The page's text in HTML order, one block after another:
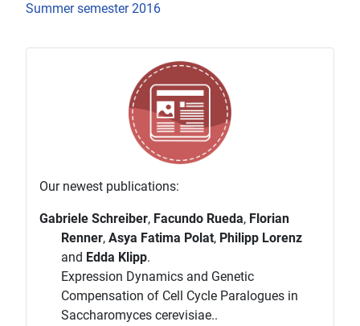
Summer semester 2016
Our newest publications:
Gabriele Schreiber, Facundo Rueda, Florian
Renner, Asya Fatima Polat, Philipp Lorenz
and Edda Klipp.
Expression Dynamics and Genetic
Compensation of Cell Cycle Paralogues in
Saccharomyces cerevisiae..